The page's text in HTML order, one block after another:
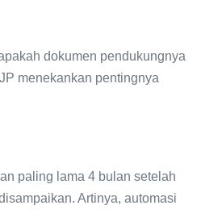
dokumen pendukungnya
menekankan pentingnya
paling lama 4 bulan setelah
Artinya, automasi